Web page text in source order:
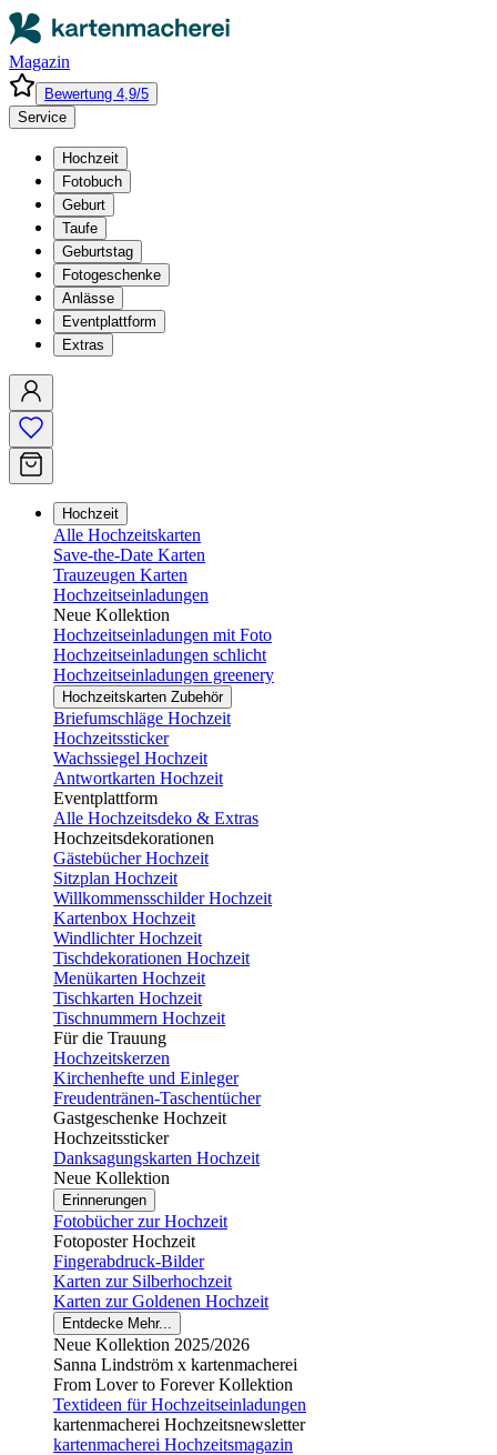
Magazin
Bewertung 4,9/5
Service
Hochzeit
Fotobuch
Geburt
Taufe
Geburtstag
Fotogeschenke
Anlässe
Eventplattform
Extras
Hochzeit
Alle Hochzeitskarten
Save-the-Date Karten
Trauzeugen Karten
Hochzeitseinladungen
Neue Kollektion
Hochzeitseinladungen mit Foto
Hochzeitseinladungen schlicht
Hochzeitseinladungen greenery
Hochzeitskarten Zubehör
Briefumschläge Hochzeit
Hochzeitssticker
Wachssiegel Hochzeit
Antwortkarten Hochzeit
Eventplattform
Alle Hochzeitsdeko & Extras
Hochzeitsdekorationen
Gästebücher Hochzeit
Sitzplan Hochzeit
Willkommensschilder Hochzeit
Kartenbox Hochzeit
Windlichter Hochzeit
Tischdekorationen Hochzeit
Menükarten Hochzeit
Tischkarten Hochzeit
Tischnummern Hochzeit
Für die Trauung
Hochzeitskerzen
Kirchenhefte und Einleger
Freudentränen-Taschentücher
Gastgeschenke Hochzeit
Hochzeitssticker
Danksagungskarten Hochzeit
Neue Kollektion
Erinnerungen
Fotobücher zur Hochzeit
Fotoposter Hochzeit
Fingerabdruck-Bilder
Karten zur Silberhochzeit
Karten zur Goldenen Hochzeit
Entdecke Mehr...
Neue Kollektion 2025/2026
Sanna Lindström x kartenmacherei
From Lover to Forever Kollektion
Textideen für Hochzeitseinladungen
kartenmacherei Hochzeitsnewsletter
kartenmacherei Hochzeitsmagazin